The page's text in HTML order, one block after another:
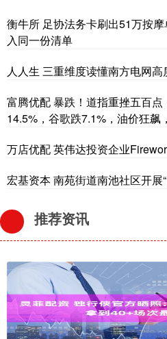
衡牛所 足协法务卡刷出51万按
入同一份清单
人人生 三重维度读懂南方电网高
富腾优配 暴跌！道指重挫五百
14.5%，谷歌跌7.1%，油价狂飙
万店优配 英伟达投资企业
宏基资本 南苑街道南池社区开展
推荐资讯